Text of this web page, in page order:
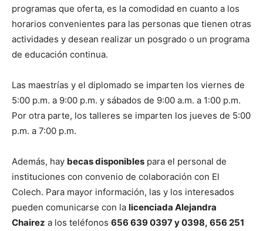
programas que oferta, es la comodidad en cuanto a los
horarios convenientes para las personas que tienen otras
actividades y desean realizar un posgrado o un programa
de educación continua.
Las maestrías y el diplomado se imparten los viernes de
5:00 p.m. a 9:00 p.m. y sábados de 9:00 a.m. a 1:00 p.m.
Por otra parte, los talleres se imparten los jueves de 5:00
p.m. a 7:00 p.m.
Además, hay becas disponibles para el personal de
instituciones con convenio de colaboración con El
Colech. Para mayor información, las y los interesados
pueden comunicarse con la licenciada Alejandra
Chairez a los teléfonos 656 639 0397 y 0398, 656 251